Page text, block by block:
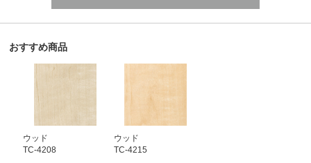
おすすめ商品
ウッド
TC-4208
ウッド
TC-4215